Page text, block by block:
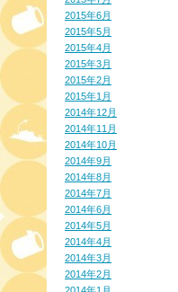
2015年6月
2015年5月
2015年4月
2015年3月
2015年2月
2015年1月
2014年12月
2014年11月
2014年10月
2014年9月
2014年8月
2014年7月
2014年6月
2014年5月
2014年4月
2014年3月
2014年2月